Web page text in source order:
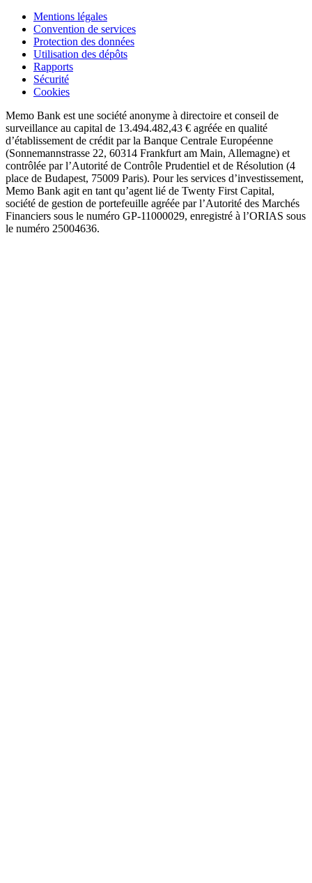
Mentions légales
Convention de services
Protection des données
Utilisation des dépôts
Rapports
Sécurité
Cookies
Memo Bank est une société anonyme à directoire et conseil de
surveillance au capital de 13.494.482,43 € agréée en qualité
d’établissement de crédit par la Banque Centrale Européenne
(Sonnemannstrasse 22, 60314 Frankfurt am Main, Allemagne) et
contrôlée par l’Autorité de Contrôle Prudentiel et de Résolution (4
place de Budapest, 75009 Paris). Pour les services d’investissement,
Memo Bank agit en tant qu’agent lié de Twenty First Capital,
société de gestion de portefeuille agréée par l’Autorité des Marchés
Financiers sous le numéro GP-11000029, enregistré à l’ORIAS sous
le numéro 25004636.